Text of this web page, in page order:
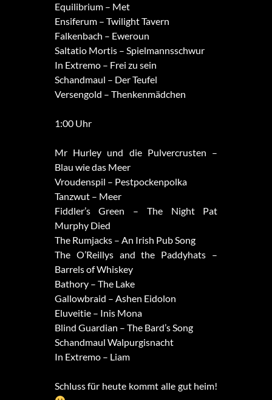
Equilibrium – Met
Ensiferum – Twilight Tavern
Falkenbach – Eweroun
Saltatio Mortis – Spielmannsschwur
In Extremo – Frei zu sein
Schandmaul – Der Teufel
Versengold – Thenkenmädchen
1:00 Uhr
Mr Hurley und die Pulvercrusten –
Blau wie das Meer
Vroudenspil – Pestpockenpolka
Tanzwut – Meer
Fiddler’s Green – The Night Pat
Murphy Died
The Rumjacks – An Irish Pub Song
The O’Reillys and the Paddyhats –
Barrels of Whiskey
Bathory – The Lake
Gallowbraid – Ashen Eidolon
Eluveitie – Inis Mona
Blind Guardian – The Bard’s Song
Schandmaul Walpurgisnacht
In Extremo – Liam
Schluss für heute kommt alle gut heim!